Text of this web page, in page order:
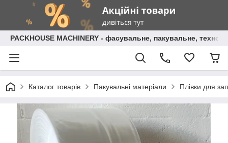
PACKHOUSE MACHINERY - фасувальне, пакувальне,
Каталог товарів Пакувальні матеріали Плівки для